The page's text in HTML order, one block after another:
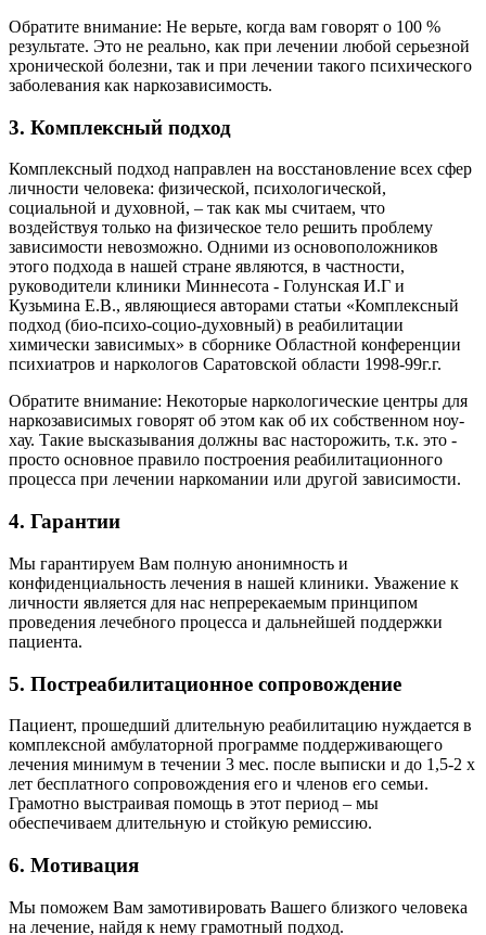
Обратите внимание: Не верьте, когда вам говорят о 100 %
результате. Это не реально, как при лечении любой серьезной
хронической болезни, так и при лечении такого психического
заболевания как наркозависимость.
3. Комплексный подход
Комплексный подход направлен на восстановление всех сфер
личности человека: физической, психологической,
социальной и духовной, – так как мы считаем, что
воздействуя только на физическое тело решить проблему
зависимости невозможно. Одними из основоположников
этого подхода в нашей стране являются, в частности,
руководители клиники Миннесота - Голунская И.Г и
Кузьмина Е.В., являющиеся авторами статьи «Комплексный
подход (био-психо-социо-духовный) в реабилитации
химически зависимых» в сборнике Областной конференции
психиатров и наркологов Саратовской области 1998-99г.г.
Обратите внимание: Некоторые наркологические центры для
наркозависимых говорят об этом как об их собственном ноу-
хау. Такие высказывания должны вас насторожить, т.к. это -
просто основное правило построения реабилитационного
процесса при лечении наркомании или другой зависимости.
4. Гарантии
Мы гарантируем Вам полную анонимность и
конфиденциальность лечения в нашей клиники. Уважение к
личности является для нас непререкаемым принципом
проведения лечебного процесса и дальнейшей поддержки
пациента.
5. Постреабилитационное сопровождение
Пациент, прошедший длительную реабилитацию нуждается в
комплексной амбулаторной программе поддерживающего
лечения минимум в течении 3 мес. после выписки и до 1,5-2 х
лет бесплатного сопровождения его и членов его семьи.
Грамотно выстраивая помощь в этот период – мы
обеспечиваем длительную и стойкую ремиссию.
6. Мотивация
Мы поможем Вам замотивировать Вашего близкого человека
на лечение, найдя к нему грамотный подход.